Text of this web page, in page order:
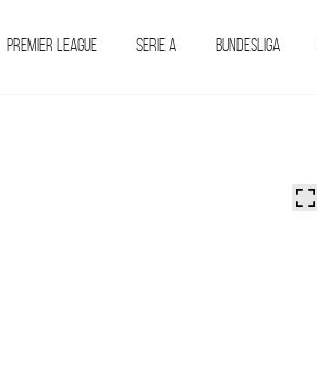
PREMIER LEAGUE SERIE A BUNDESLIGA